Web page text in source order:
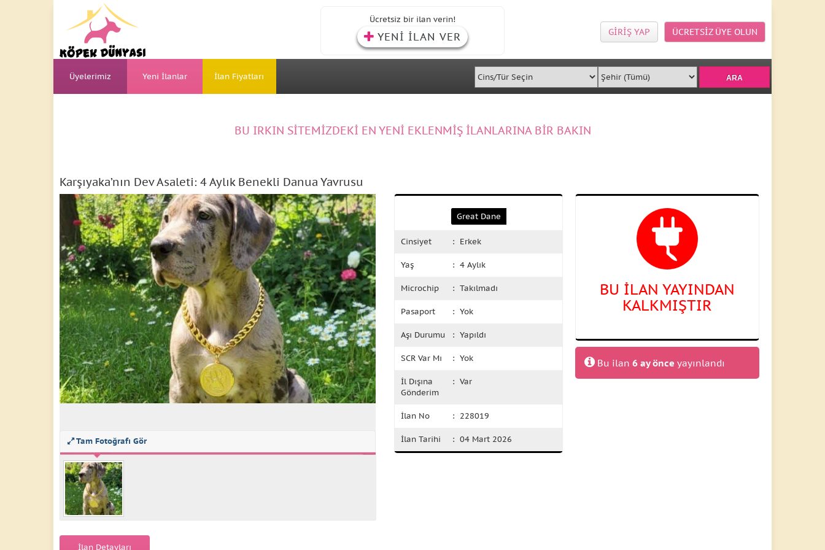
Ücretsiz bir ilan verin!
YENİ İLAN VER ÜCRETSİZ ÜYE OLUN
GİRİŞ YAP
Üyelerimiz Yeni İlanlar İlan Fiyatları
BU IRKIN SİTEMİZDEKİ EN YENİ EKLENMİŞ İLANLARINA BİR BAKIN
Karşıyaka’nın Dev Asaleti: 4 Aylık Benekli Danua Yavrusu
Tam Fotoğrafı Gör
Great Dane
Cinsiyet : Erkek
Yaş : 4 Aylık
Microchip : Takılmadı
Pasaport : Yok
Aşı Durumu : Yapıldı
SCR Var Mı : Yok
İl Dışına
Gönderim
: Var
İlan No : 228019
İlan Tarihi : 04 Mart 2026
BU İLAN YAYINDAN
KALKMIŞTIR
Bu ilan 6 ay önce yayınlandı
İlan Detayları